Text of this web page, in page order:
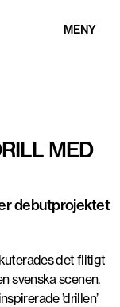
MENY
MED
debutprojektet
det flitigt
svenska scenen.
’drillen’